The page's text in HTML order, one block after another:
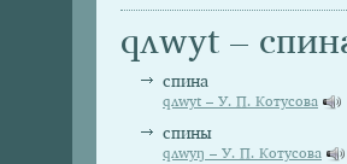
qʌwyt –
спина
qʌwyt – У. П. Котусова
спины
qʌwyŋ – У. П. Котусова